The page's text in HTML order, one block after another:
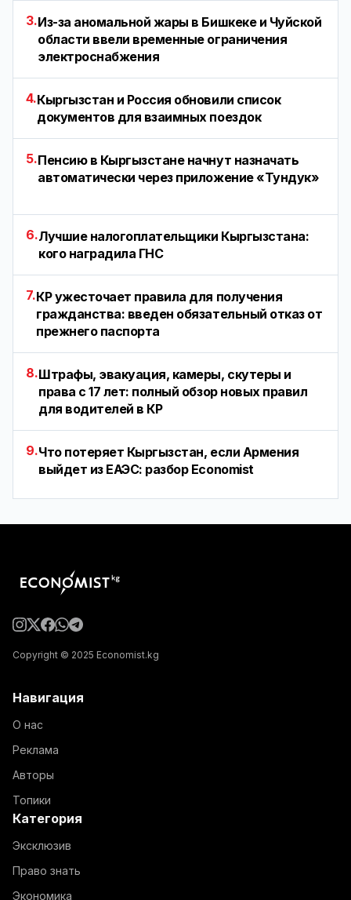
3.Из-за аномальной жары в Бишкеке и Чуйской
области ввели временные ограничения
электроснабжения
4.Кыргызстан и Россия обновили список
документов для взаимных поездок
5.Пенсию в Кыргызстане начнут назначать
автоматически через приложение «Тундук»
6.Лучшие налогоплательщики Кыргызстана:
кого наградила ГНС
7.КР ужесточает правила для получения
гражданства: введен обязательный отказ от
прежнего паспорта
8.Штрафы, эвакуация, камеры, скутеры и
права с 17 лет: полный обзор новых правил
для водителей в КР
9.Что потеряет Кыргызстан, если Армения
выйдет из ЕАЭС: разбор Economist
Copyright © 2025 Economist.kg
Навигация
О нас
Реклама
Авторы
Топики
Категория
Эксклюзив
Право знать
Экономика